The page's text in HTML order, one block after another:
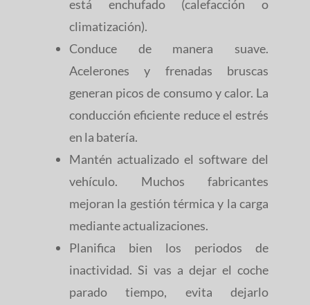
está enchufado (calefacción o
climatización).
Conduce de manera suave.
Acelerones y frenadas bruscas
generan picos de consumo y calor. La
conducción eficiente reduce el estrés
en la batería.
Mantén actualizado el software del
vehículo. Muchos fabricantes
mejoran la gestión térmica y la carga
mediante actualizaciones.
Planifica bien los periodos de
inactividad. Si vas a dejar el coche
parado tiempo, evita dejarlo